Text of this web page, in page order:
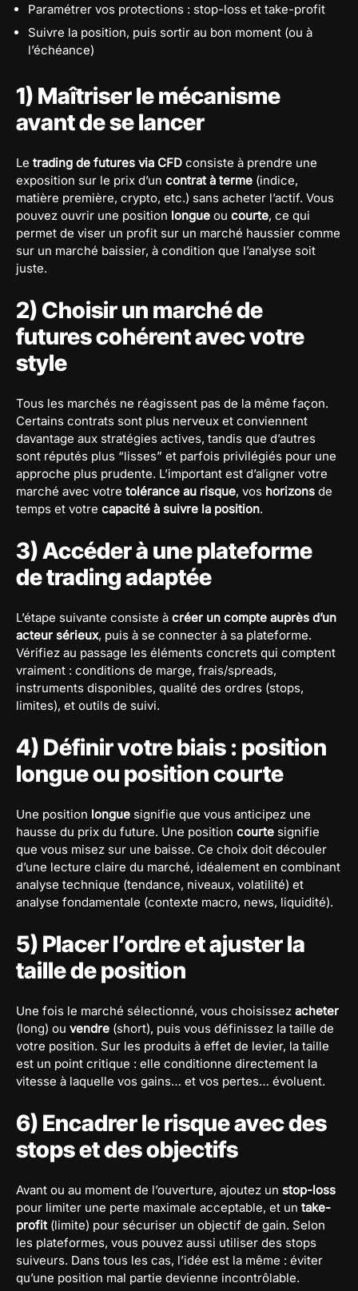
Paramétrer vos protections : stop-loss et take-profit
Suivre la position, puis sortir au bon moment (ou à
l’échéance)
1) Maîtriser le mécanisme
avant de se lancer
Le trading de futures via CFD consiste à prendre une
exposition sur le prix d’un contrat à terme (indice,
matière première, crypto, etc.) sans acheter l’actif. Vous
pouvez ouvrir une position longue ou courte, ce qui
permet de viser un profit sur un marché haussier comme
sur un marché baissier, à condition que l’analyse soit
juste.
2) Choisir un marché de
futures cohérent avec votre
style
Tous les marchés ne réagissent pas de la même façon.
Certains contrats sont plus nerveux et conviennent
davantage aux stratégies actives, tandis que d’autres
sont réputés plus “lisses” et parfois privilégiés pour une
approche plus prudente. L’important est d’aligner votre
marché avec votre tolérance au risque, vos horizons de
temps et votre capacité à suivre la position.
3) Accéder à une plateforme
de trading adaptée
L’étape suivante consiste à créer un compte auprès d’un
acteur sérieux, puis à se connecter à sa plateforme.
Vérifiez au passage les éléments concrets qui comptent
vraiment : conditions de marge, frais/spreads,
instruments disponibles, qualité des ordres (stops,
limites), et outils de suivi.
4) Définir votre biais : position
longue ou position courte
Une position longue signifie que vous anticipez une
hausse du prix du future. Une position courte signifie
que vous misez sur une baisse. Ce choix doit découler
d’une lecture claire du marché, idéalement en combinant
analyse technique (tendance, niveaux, volatilité) et
analyse fondamentale (contexte macro, news, liquidité).
5) Placer l’ordre et ajuster la
taille de position
Une fois le marché sélectionné, vous choisissez acheter
(long) ou vendre (short), puis vous définissez la taille de
votre position. Sur les produits à effet de levier, la taille
est un point critique : elle conditionne directement la
vitesse à laquelle vos gains… et vos pertes… évoluent.
6) Encadrer le risque avec des
stops et des objectifs
Avant ou au moment de l’ouverture, ajoutez un stop-loss
pour limiter une perte maximale acceptable, et un take-
profit(limite) pour sécuriser un objectif de gain. Selon
les plateformes, vous pouvez aussi utiliser des stops
suiveurs. Dans tous les cas, l’idée est la même : éviter
qu’une position mal partie devienne incontrôlable.